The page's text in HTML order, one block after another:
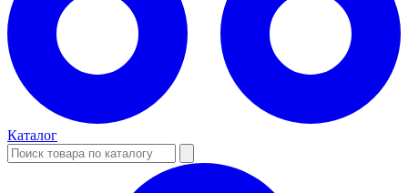
Каталог